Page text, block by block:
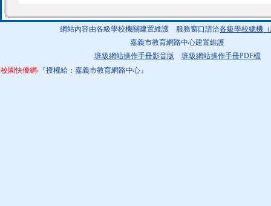
網站內容由各級學校機關建置維護 服務窗口請洽各級學校總機
嘉義市教育網路中心建置維護
班級網站操作手冊影音版
班級網站操作手冊PDF檔
校園快優網‧『授權給：嘉義市教育網路中心』